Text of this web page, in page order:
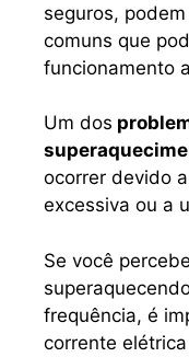
seguros,
comuns que
funcionamento
Um dos
ocorrer devido
excessiva ou a
Se você
frequência, é
corrente